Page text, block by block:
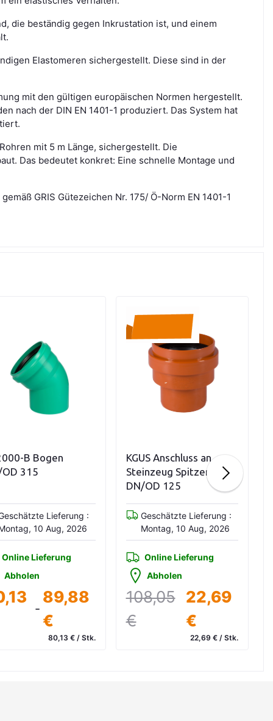
die beständig gegen Inkrustation ist, und einem
Elastomeren sichergestellt. Diese sind in der
mit den gültigen europäischen Normen hergestellt.
nach der DIN EN 1401-1 produziert. Das System hat
mit 5 m Länge, sichergestellt. Die
Das bedeutet konkret: Eine schnelle Montage und
GRIS Gütezeichen Nr. 175/ Ö-Norm EN 1401-1
B Bogen
315
Lieferung :
10 Aug, 2026
Online Lieferung
Abholen
-
89,88
€
80,13 € / Stk.
In den Warenkorb
KGUS Anschluss an
Steinzeug Spitzende
DN/OD 125
Geschätzte Lieferung :
Montag, 10 Aug, 2026
Online Lieferung
Abholen
108,05
€
22,69
€
22,69 € / Stk.